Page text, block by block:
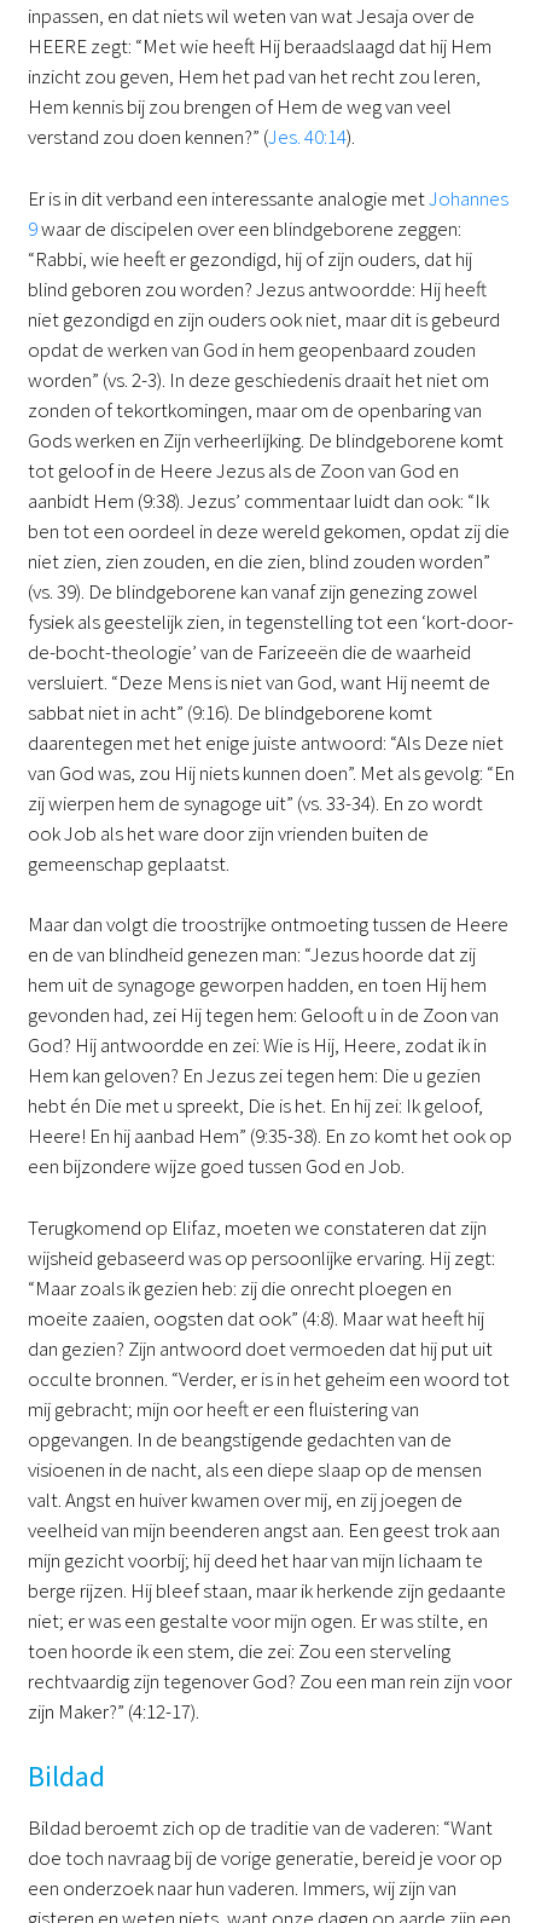
inpassen, en dat niets wil weten van wat Jesaja over de
HEERE zegt: “Met wie heeft Hij beraadslaagd dat hij Hem
inzicht zou geven, Hem het pad van het recht zou leren,
Hem kennis bij zou brengen of Hem de weg van veel
verstand zou doen kennen?” (Jes. 40:14).
Er is in dit verband een interessante analogie metJohannes
9waar de discipelen over een blindgeborene zeggen:
“Rabbi, wie heeft er gezondigd, hij of zijn ouders, dat hij
blind geboren zou worden? Jezus antwoordde: Hij heeft
niet gezondigd en zijn ouders ook niet, maar dit is gebeurd
opdat de werken van God in hem geopenbaard zouden
worden” (vs. 2-3). In deze geschiedenis draait het niet om
zonden of tekortkomingen, maar om de openbaring van
Gods werken en Zijn verheerlijking. De blindgeborene komt
tot geloof in de Heere Jezus als de Zoon van God en
aanbidt Hem (9:38). Jezus’ commentaar luidt dan ook: “Ik
ben tot een oordeel in deze wereld gekomen, opdat zij die
niet zien, zien zouden, en die zien, blind zouden worden”
(vs. 39). De blindgeborene kan vanaf zijn genezing zowel
fysiek als geestelijk zien, in tegenstelling tot een ‘kort-door-
de-bocht-theologie’ van de Farizeeën die de waarheid
versluiert. “Deze Mens is niet van God, want Hij neemt de
sabbat niet in acht” (9:16). De blindgeborene komt
daarentegen met het enige juiste antwoord: “Als Deze niet
van God was, zou Hij niets kunnen doen”. Met als gevolg: “En
zij wierpen hem de synagoge uit” (vs. 33-34). En zo wordt
ook Job als het ware door zijn vrienden buiten de
gemeenschap geplaatst.
Maar dan volgt die troostrijke ontmoeting tussen de Heere
en de van blindheid genezen man: “Jezus hoorde dat zij
hem uit de synagoge geworpen hadden, en toen Hij hem
gevonden had, zei Hij tegen hem: Gelooft u in de Zoon van
God? Hij antwoordde en zei: Wie is Hij, Heere, zodat ik in
Hem kan geloven? En Jezus zei tegen hem: Die u gezien
hebt én Die met u spreekt, Die is het. En hij zei: Ik geloof,
Heere! En hij aanbad Hem” (9:35-38). En zo komt het ook op
een bijzondere wijze goed tussen God en Job.
Terugkomend op Elifaz, moeten we constateren dat zijn
wijsheid gebaseerd was op persoonlijke ervaring. Hij zegt:
“Maar zoals ik gezien heb: zij die onrecht ploegen en
moeite zaaien, oogsten dat ook” (4:8). Maar wat heeft hij
dan gezien? Zijn antwoord doet vermoeden dat hij put uit
occulte bronnen. “Verder, er is in het geheim een woord tot
mij gebracht; mijn oor heeft er een fluistering van
opgevangen. In de beangstigende gedachten van de
visioenen in de nacht, als een diepe slaap op de mensen
valt. Angst en huiver kwamen over mij, en zij joegen de
veelheid van mijn beenderen angst aan. Een geest trok aan
mijn gezicht voorbij; hij deed het haar van mijn lichaam te
berge rijzen. Hij bleef staan, maar ik herkende zijn gedaante
niet; er was een gestalte voor mijn ogen. Er was stilte, en
toen hoorde ik een stem, die zei: Zou een sterveling
rechtvaardig zijn tegenover God? Zou een man rein zijn voor
zijn Maker?” (4:12-17).
Bildad
Bildad beroemt zich op de traditie van de vaderen: “Want
doe toch navraag bij de vorige generatie, bereid je voor op
een onderzoek naar hun vaderen. Immers, wij zijn van